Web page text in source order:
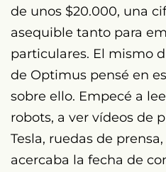
de unos $20.000, una
asequible tanto para
particulares. El mismo
de Optimus pensé en
sobre ello. Empecé a
robots, a ver vídeos de
Tesla, ruedas de
acercaba la fecha de